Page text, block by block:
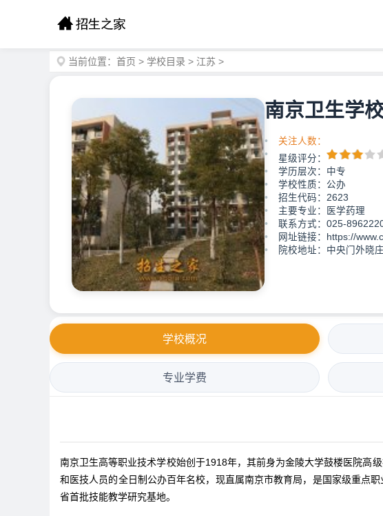
当前位置： 首页 > 学校目录 > 江苏 >
南京卫生学
关注人数：
星级评分：
学历层次：中专
学校性质：公办
招生代码：2623
主要专业：医学药理
联系方式：025-
网址链接：https://
院校地址：中央门外晓
学校概况
专业学费
南京卫生高等职业技术学校始创于1918年，其前身为金陵大学鼓楼医院高
和医技人员的全日制公办百年名校，现直属南京市教育局，是国家级重点
省首批技能教学研究基地。